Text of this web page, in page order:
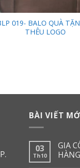
019- BALO QUÀ
THÊU LOGO
BÀI VIẾT
03
Th10
GIA